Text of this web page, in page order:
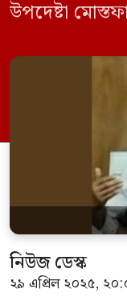
উপদেষ্টা
করেছে দীপ্ত
আদেশে তাকে
মিজানুরকে
যে আপনাকে
অবিলম্বে […]
নিউজ ডেস্ক
২৯ এপ্রিল ২০২৫,